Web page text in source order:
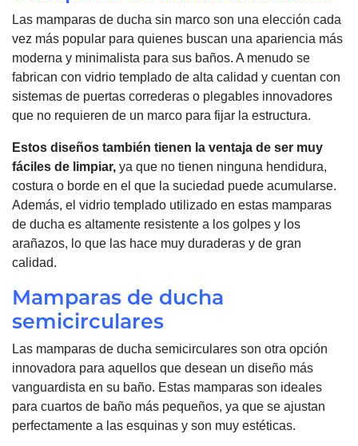
Las mamparas de ducha sin marco son una elección cada
vez más popular para quienes buscan una apariencia más
moderna y minimalista para sus baños. A menudo se
fabrican con vidrio templado de alta calidad y cuentan con
sistemas de puertas correderas o plegables innovadores
que no requieren de un marco para fijar la estructura.
Estos diseños también tienen la ventaja de ser muy
fáciles de limpiar, ya que no tienen ninguna hendidura,
costura o borde en el que la suciedad puede acumularse.
Además, el vidrio templado utilizado en estas mamparas
de ducha es altamente resistente a los golpes y los
arañazos, lo que las hace muy duraderas y de gran
calidad.
Mamparas de ducha
semicirculares
Las mamparas de ducha semicirculares son otra opción
innovadora para aquellos que desean un diseño más
vanguardista en su baño. Estas mamparas son ideales
para cuartos de baño más pequeños, ya que se ajustan
perfectamente a las esquinas y son muy estéticas.